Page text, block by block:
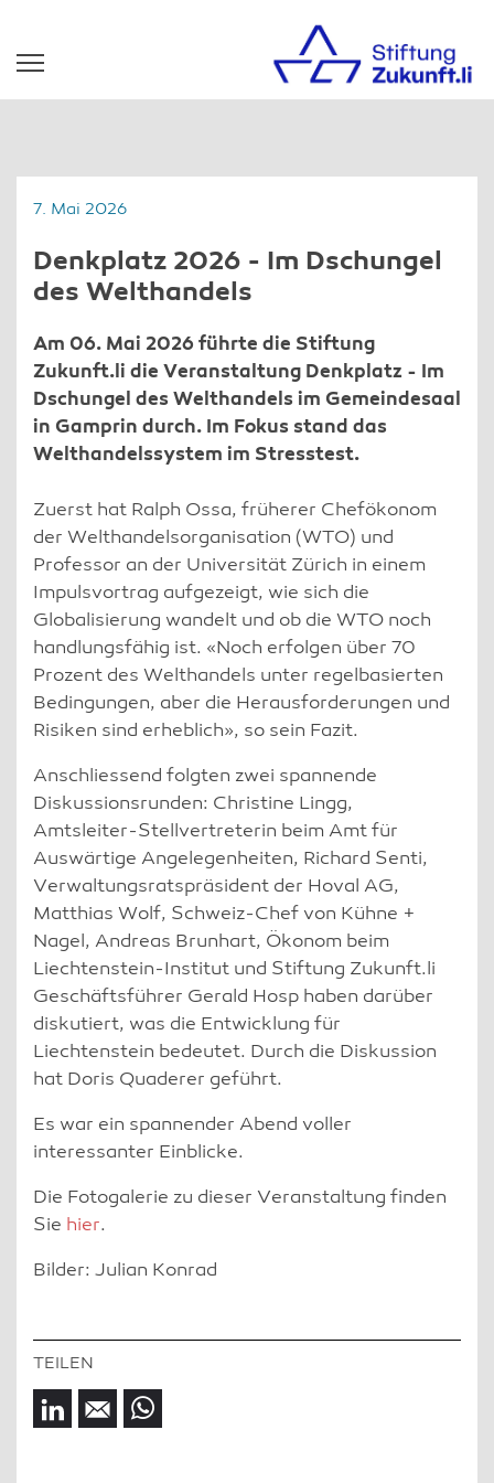
7. Mai 2026
Denkplatz 2026 - Im Dschungel
des Welthandels
Am 06. Mai 2026 führte die Stiftung
Zukunft.li die Veranstaltung Denkplatz - Im
Dschungel des Welthandels im Gemeindesaal
in Gamprin durch. Im Fokus stand das
Welthandelssystem im Stresstest.
Zuerst hat Ralph Ossa, früherer Chefökonom
der Welthandelsorganisation (WTO) und
Professor an der Universität Zürich in einem
Impulsvortrag aufgezeigt, wie sich die
Globalisierung wandelt und ob die WTO noch
handlungsfähig ist. «Noch erfolgen über 70
Prozent des Welthandels unter regelbasierten
Bedingungen, aber die Herausforderungen und
Risiken sind erheblich», so sein Fazit.
Anschliessend folgten zwei spannende
Diskussionsrunden: Christine Lingg,
Amtsleiter-Stellvertreterin beim Amt für
Auswärtige Angelegenheiten, Richard Senti,
Verwaltungsratspräsident der Hoval AG,
Matthias Wolf, Schweiz-Chef von Kühne +
Nagel, Andreas Brunhart, Ökonom beim
Liechtenstein-Institut und Stiftung Zukunft.li
Geschäftsführer Gerald Hosp haben darüber
diskutiert, was die Entwicklung für
Liechtenstein bedeutet. Durch die Diskussion
hat Doris Quaderer geführt.
Es war ein spannender Abend voller
interessanter Einblicke.
Die Fotogalerie zu dieser Veranstaltung finden
Sie hier.
Bilder: Julian Konrad